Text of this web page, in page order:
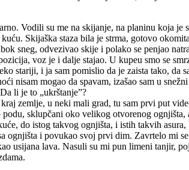
Vodili su me na skijanje, na planinu koja
Skijaška staza bila je strma, gotovo
sneg, odvezivao skije i polako se penjao
voz je i dalje stajao. U kupeu smo se
stariji, i ja sam pomislio da je zaista tako,
nisam mogao da spavam, izašao sam u
li je to „ukrštanje”?
zemlje, u neki mali grad, tu sam prvi put
sklupčani oko velikog otvorenog
do istog takvog ognjišta, i istih takvih
ognjišta i povukao svoj prvi dim. Zavrtelo mi
usijana lava. Nasuli su mi pun limeni tanjir,